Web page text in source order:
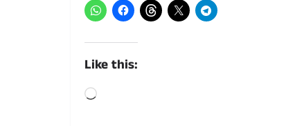
Like this:
Loading…